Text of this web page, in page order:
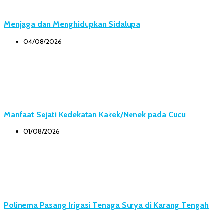
Menjaga dan Menghidupkan Sidalupa
04/08/2026
Manfaat Sejati Kedekatan Kakek/Nenek pada Cucu
01/08/2026
Polinema Pasang Irigasi Tenaga Surya di Karang Tengah